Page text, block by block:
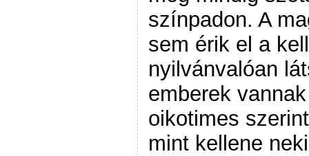
színpadon. A
sem érik el a
nyilvánvalóan
emberek
oikotimes
mint kellene